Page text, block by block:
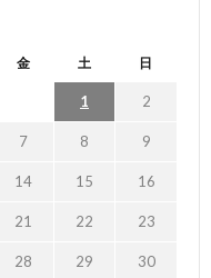
金 土 日
1 2
7 8 9
14 15 16
21 22 23
28 29 30